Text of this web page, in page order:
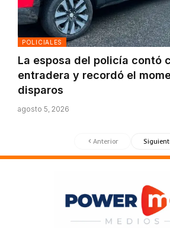
POLICIALES
La esposa del policía contó
entradera y recordó el
disparos
agosto 5, 2026
Anterior